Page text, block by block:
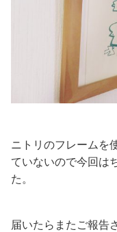
ニトリのフレームを
ていないので今回は
た。
届いたらまたご報告